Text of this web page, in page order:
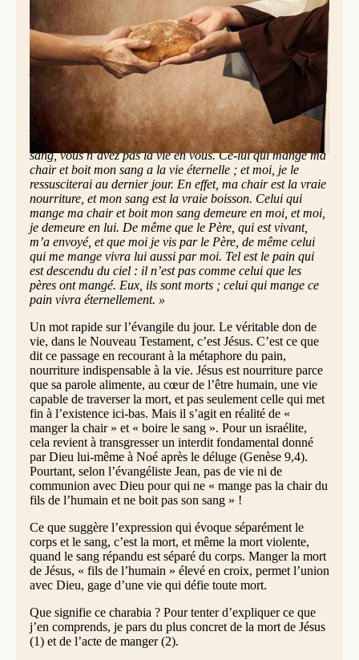
Manger la chair et boire le sang (Jean 6,51-58)
(Jésus disait à la foule des Judéens :) « Moi, je suis le pain
vivant, qui est descendu du ciel : si quelqu’un mange de ce
pain, il vivra éternellement. Le pain que je donnerai, c’est
ma chair, donnée pour la vie du monde. » Les Judéens se
querellaient entre eux : « Comment celui-là peut-il nous
donner sa chair à manger ? » Jésus leur dit alors : «
Amen, amen, je vous le dis : si vous ne mangez pas la
chair du Fils de l’homme, et si vous ne buvez pas son
sang, vous n’avez pas la vie en vous. Ce-lui qui mange ma
chair et boit mon sang a la vie éternelle ; et moi, je le
ressusciterai au dernier jour. En effet, ma chair est la vraie
nourriture, et mon sang est la vraie boisson. Celui qui
mange ma chair et boit mon sang demeure en moi, et moi,
je demeure en lui. De même que le Père, qui est vivant,
m’a envoyé, et que moi je vis par le Père, de même celui
qui me mange vivra lui aussi par moi. Tel est le pain qui
est descendu du ciel : il n’est pas comme celui que les
pères ont mangé. Eux, ils sont morts ; celui qui mange ce
pain vivra éternellement. »
Un mot rapide sur l’évangile du jour. Le véritable don de
vie, dans le Nouveau Testament, c’est Jésus. C’est ce que
dit ce passage en recourant à la métaphore du pain,
nourriture indispensable à la vie. Jésus est nourriture parce
que sa parole alimente, au cœur de l’être humain, une vie
capable de traverser la mort, et pas seulement celle qui met
fin à l’existence ici-bas. Mais il s’agit en réalité de «
manger la chair » et « boire le sang ». Pour un israélite,
cela revient à transgresser un interdit fondamental donné
par Dieu lui-même à Noé après le déluge (Genèse 9,4).
Pourtant, selon l’évangéliste Jean, pas de vie ni de
communion avec Dieu pour qui ne « mange pas la chair du
fils de l’humain et ne boit pas son sang » !
Ce que suggère l’expression qui évoque séparément le
corps et le sang, c’est la mort, et même la mort violente,
quand le sang répandu est séparé du corps. Manger la mort
de Jésus, « fils de l’humain » élevé en croix, permet l’union
avec Dieu, gage d’une vie qui défie toute mort.
Que signifie ce charabia ? Pour tenter d’expliquer ce que
j’en comprends, je pars du plus concret de la mort de Jésus
(1) et de l’acte de manger (2).